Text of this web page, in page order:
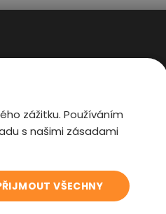
údaje a Cookies
formulář
zážitku. Používáním
s našimi zásadami
VŠECHNY